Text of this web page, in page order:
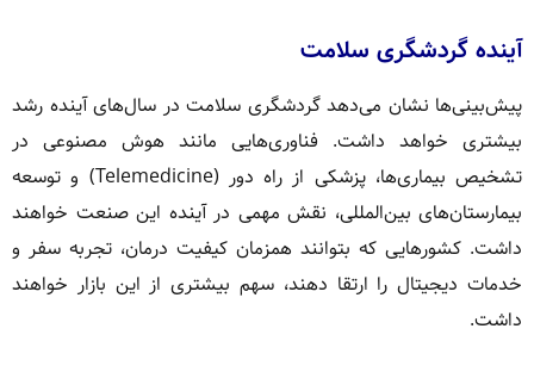
آینده گردشگری سلامت
پیش‌بینی‌ها نشان می‌دهد گردشگری سلامت در سال‌های آینده رشد
بیشتری خواهد داشت. فناوری‌هایی مانند هوش مصنوعی در
تشخیص بیماری‌ها، پزشکی از راه دور (Telemedicine) و توسعه
بیمارستان‌های بین‌المللی، نقش مهمی در آینده این صنعت خواهند
داشت. کشورهایی که بتوانند همزمان کیفیت درمان، تجربه سفر و
خدمات دیجیتال را ارتقا دهند، سهم بیشتری از این بازار خواهند
داشت.